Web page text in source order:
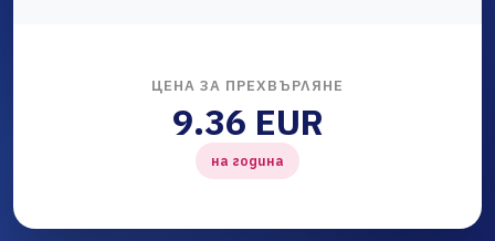
ЦЕНА ЗА ПРЕХВЪРЛЯНЕ
9.36 EUR
на година